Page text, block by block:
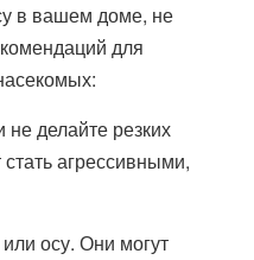
в вашем доме, не
для
не делайте резких
агрессивными,
осу. Они могут